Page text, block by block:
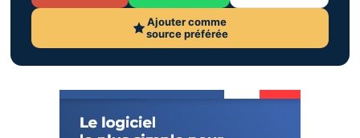
Ajouter comme
source préférée